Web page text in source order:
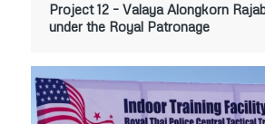
Project 12 – Valaya Alongkorn
under the Royal Patronage